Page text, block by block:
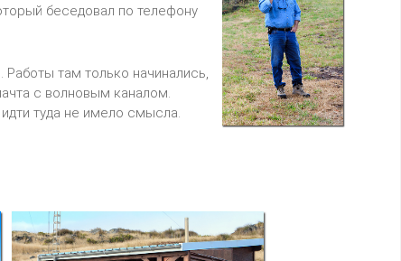
беседовал по телефону
там только начинались,
с волновым каналом.
туда не имело смысла.